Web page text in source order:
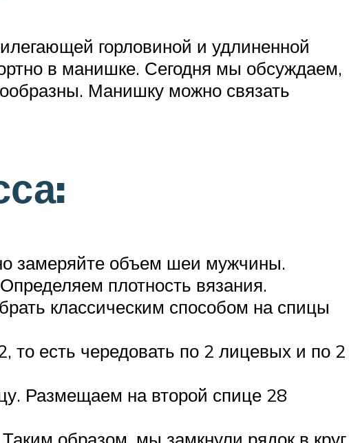
горловиной и удлиненной
в манишке. Сегодня мы обсуждаем,
Манишку можно связать
замеряйте объем шеи мужчины.
плотность вязания.
классическим способом на спицы
то есть чередовать по 2 лицевых и по 2
Размещаем на второй спице 28